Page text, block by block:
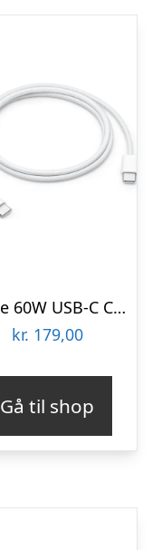
Apple 60W USB-C Charge Cable (1m)
kr. 179,00
Gå til shop